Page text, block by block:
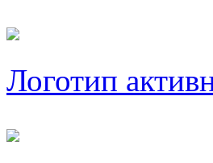
Логотип